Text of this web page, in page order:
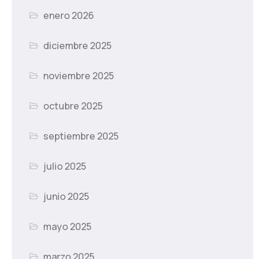
enero 2026
diciembre 2025
noviembre 2025
octubre 2025
septiembre 2025
julio 2025
junio 2025
mayo 2025